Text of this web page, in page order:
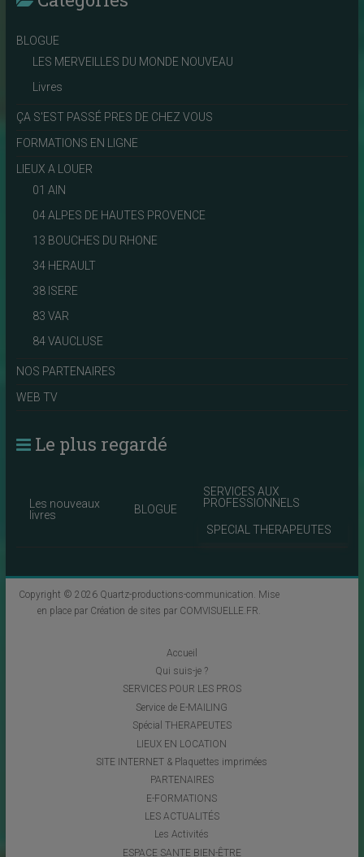
BLOGUE
LES MERVEILLES DU MONDE NOUVEAU
Livres
ÇA S'EST PASSÉ PRES DE CHEZ VOUS
FORMATIONS EN LIGNE
LIEUX A LOUER
01 AIN
04 ALPES DE HAUTES PROVENCE
13 BOUCHES DU RHONE
34 HERAULT
38 ISERE
83 VAR
84 VAUCLUSE
NOS PARTENAIRES
WEB TV
Le plus regardé
Les nouveaux
livres
BLOGUE
SERVICES AUX
PROFESSIONNELS
SPECIAL THERAPEUTES
Copyright © 2026 Quartz-productions-communication . Mise
en place par Création de sites par COMVISUELLE.FR
Accueil
Qui suis-je ?
SERVICES POUR LES PROS
Service de E-MAILING
Spécial THERAPEUTES
LIEUX EN LOCATION
SITE INTERNET & Plaquettes imprimées
PARTENAIRES
E-FORMATIONS
LES ACTUALITÉS
Les Activités
ESPACE SANTE BIEN-ÊTRE